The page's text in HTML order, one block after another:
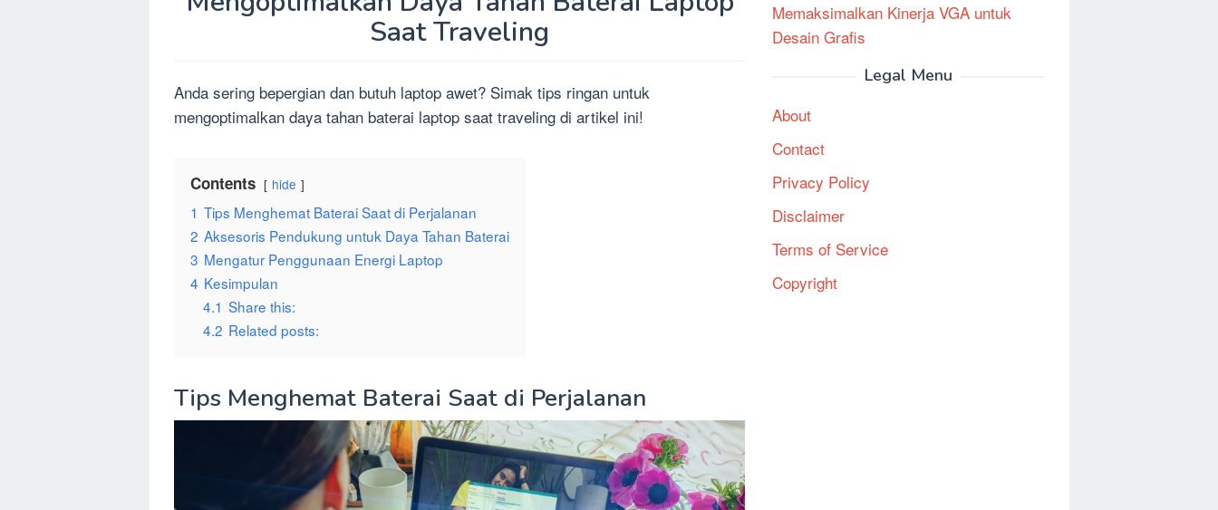
Saat Traveling
Anda sering bepergian dan butuh laptop awet? Simak tips ringan untuk
mengoptimalkan daya tahan baterai laptop saat traveling di artikel ini!
Contents hide
1 Tips Menghemat Baterai Saat di Perjalanan
2 Aksesoris Pendukung untuk Daya Tahan Baterai
3 Mengatur Penggunaan Energi Laptop
4 Kesimpulan
4.1 Share this:
4.2 Related posts:
Tips Menghemat Baterai Saat di Perjalanan
Memaksimalkan Kinerja VGA untuk
Desain Grafis
Legal Menu
About
Contact
Privacy Policy
Disclaimer
Terms of Service
Copyright